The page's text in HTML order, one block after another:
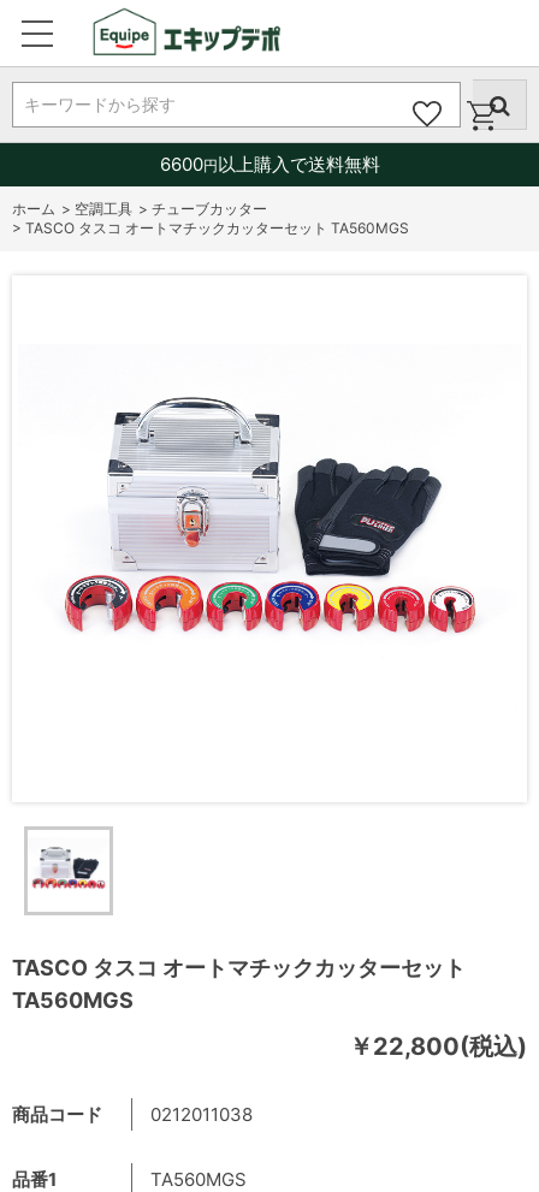
キーワードから探す
6600円以上購入で送料無料
ホーム > 空調工具 > チューブカッター
> TASCO タスコ オートマチックカッターセット TA560MGS
TASCO タスコ オートマチックカッターセット
TA560MGS
￥22,800(税込)
商品コード 0212011038
品番1 TA560MGS